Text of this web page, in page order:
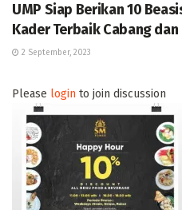
UMP Siap Berikan 10
Kader Terbaik Cabang
2 September, 2023
Please login to join discussion